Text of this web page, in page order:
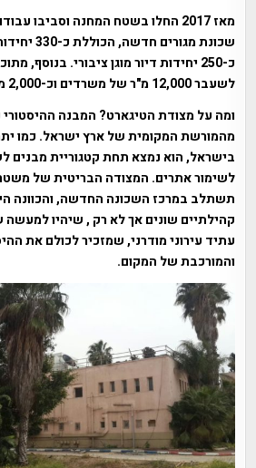
מאז 2017 החלו בשטח המחנה וסביבו
שכונת
כ-250 יחידות דיור מוגן ציבורי.
לשעבר 12,000 מ"ר של משרדים וכ-2,000 מ"ר של שטחי מסחר.
ומה על מצודת הטיגארט? המבנה
מהמורשת המקומית של ארץ ישראל. כמו
בישראל, הוא נמצא תחת קטגוריית מבנים
לשימור אתרים. המצודה הבריטית של
תשתלב במרכז השכונה החדשה, והכוונה
קהילתיים שונים אך לא רק , שיהיו
עתיד עירוני מודרני, שמזכיר לכולם את
והמורכבת של המקום.